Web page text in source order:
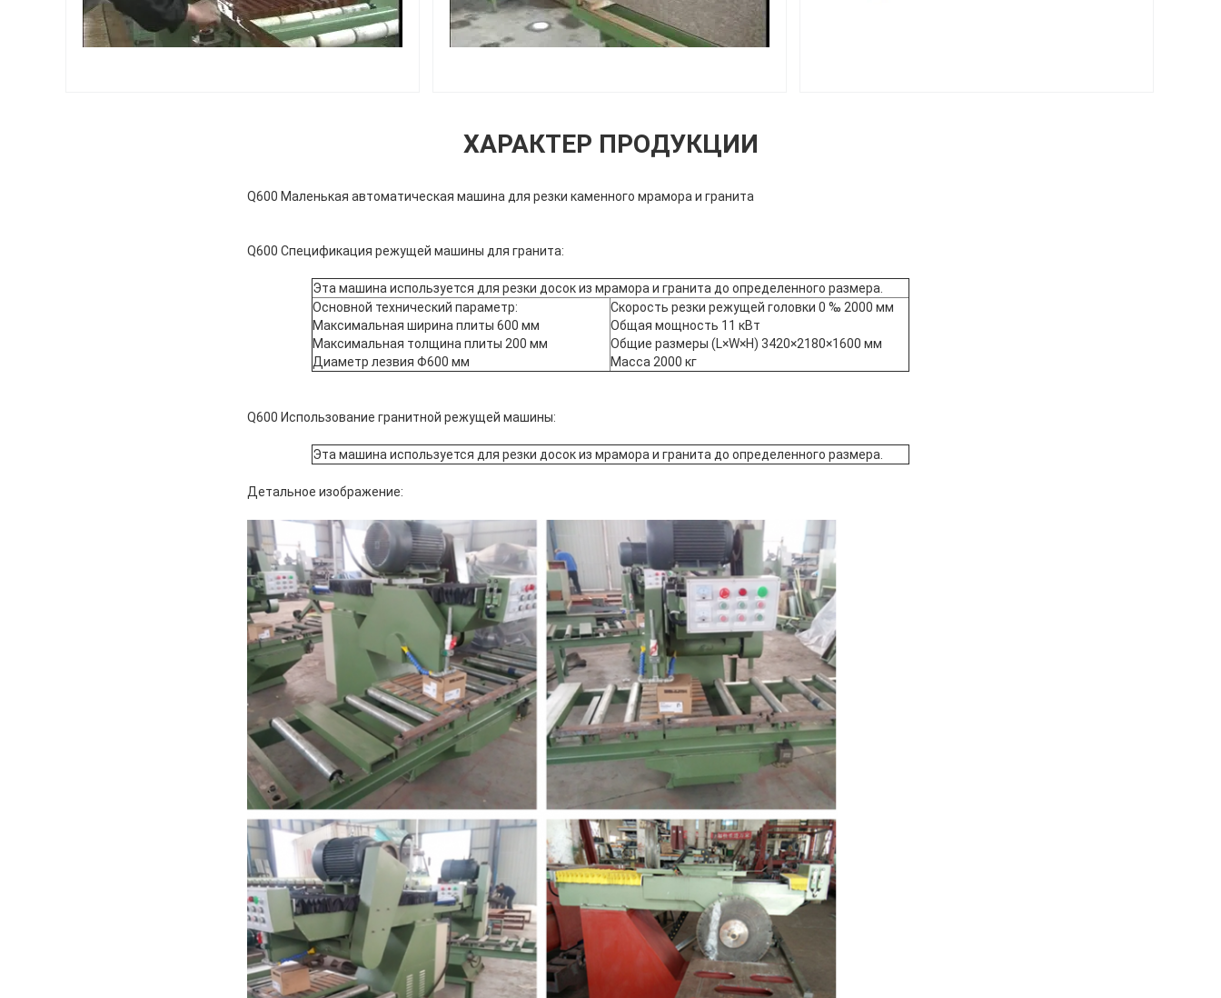
ХАРАКТЕР ПРОДУКЦИИ
Q600 Маленькая автоматическая машина для резки каменного мрамора и гранита
Q600 Спецификация режущей машины для гранита:
Эта машина используется для резки досок из мрамора и гранита до определенного размера.
Основной технический параметр:
Максимальная ширина плиты 600 мм
Максимальная толщина плиты 200 мм
Диаметр лезвия Φ600 мм
Скорость резки режущей головки 0 ‰ 2000 мм
Общая мощность 11 кВт
Общие размеры (L×W×H) 3420×2180×1600 мм
Масса 2000 кг
Q600 Использование гранитной режущей машины:
Эта машина используется для резки досок из мрамора и гранита до определенного размера.
Детальное изображение: